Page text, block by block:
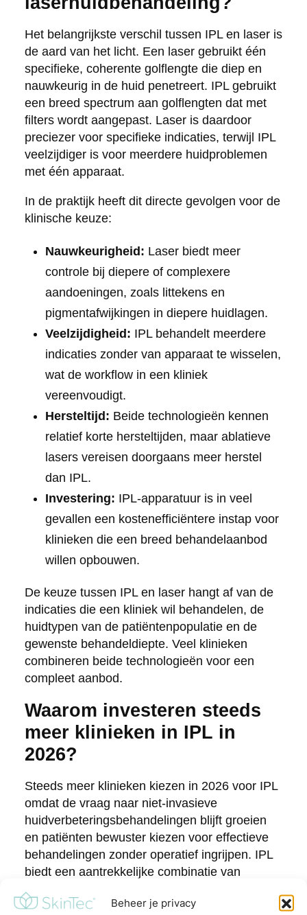
Beheer je privacy
Het belangrijkste verschil tussen IPL en laser is
de aard van het licht. Een laser gebruikt één
specifieke, coherente golflengte die diep en
nauwkeurig in de huid penetreert. IPL gebruikt
een breed spectrum aan golflengten dat met
filters wordt aangepast. Laser is daardoor
preciezer voor specifieke indicaties, terwijl IPL
veelzijdiger is voor meerdere huidproblemen
met één apparaat.
In de praktijk heeft dit directe gevolgen voor de
klinische keuze:
Nauwkeurigheid: Laser biedt meer
controle bij diepere of complexere
aandoeningen, zoals littekens en
pigmentafwijkingen in diepere huidlagen.
Veelzijdigheid: IPL behandelt meerdere
indicaties zonder van apparaat te wisselen,
wat de workflow in een kliniek
vereenvoudigt.
Hersteltijd: Beide technologieën kennen
relatief korte hersteltijden, maar ablatieve
lasers vereisen doorgaans meer herstel
dan IPL.
Investering: IPL-apparatuur is in veel
gevallen een kostenefficiëntere instap voor
klinieken die een breed behandelaanbod
willen opbouwen.
De keuze tussen IPL en laser hangt af van de
indicaties die een kliniek wil behandelen, de
huidtypen van de patiëntenpopulatie en de
gewenste behandeldiepte. Veel klinieken
combineren beide technologieën voor een
compleet aanbod.
Waarom investeren steeds
meer klinieken in IPL in
2026?
Steeds meer klinieken kiezen in 2026 voor IPL
omdat de vraag naar niet-invasieve
huidverbeteringsbehandelingen blijft groeien
en patiënten bewuster kiezen voor effectieve
behandelingen zonder operatief ingrijpen. IPL
biedt een aantrekkelijke combinatie van
bewezen resultaten, brede inzetbaarheid en
een gunstige kosten-batenverhouding voor de